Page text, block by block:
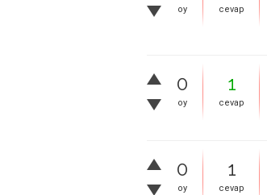
oy cevap
0
oy
1
cevap
0
oy
1
cevap